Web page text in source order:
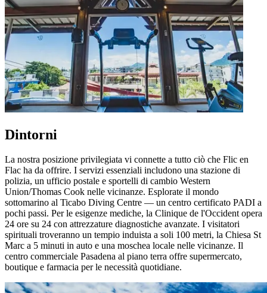
Dintorni
La nostra posizione privilegiata vi connette a tutto ciò che Flic en
Flac ha da offrire. I servizi essenziali includono una stazione di
polizia, un ufficio postale e sportelli di cambio Western
Union/Thomas Cook nelle vicinanze. Esplorate il mondo
sottomarino al Ticabo Diving Centre — un centro certificato PADI a
pochi passi. Per le esigenze mediche, la Clinique de l'Occident opera
24 ore su 24 con attrezzature diagnostiche avanzate. I visitatori
spirituali troveranno un tempio induista a soli 100 metri, la Chiesa St
Marc a 5 minuti in auto e una moschea locale nelle vicinanze. Il
centro commerciale Pasadena al piano terra offre supermercato,
boutique e farmacia per le necessità quotidiane.